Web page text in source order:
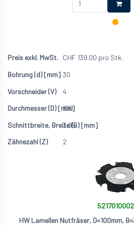
CHF 139.00 pro Stk.
30
4
100
3.95
2
5217010002
HW Lamellen Nutfräser, D=100mm,